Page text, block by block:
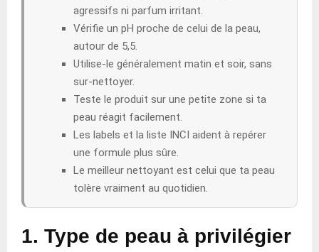
agressifs ni parfum irritant.
Vérifie un pH proche de celui de la peau,
autour de 5,5.
Utilise-le généralement matin et soir, sans
sur-nettoyer.
Teste le produit sur une petite zone si ta
peau réagit facilement.
Les labels et la liste INCI aident à repérer
une formule plus sûre.
Le meilleur nettoyant est celui que ta peau
tolère vraiment au quotidien.
1. Type de peau à privilégier